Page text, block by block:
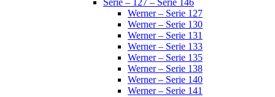
Serie – 127 – Serie 146
Werner – Serie 127
Werner – Serie 130
Werner – Serie 131
Werner – Serie 133
Werner – Serie 135
Werner – Serie 138
Werner – Serie 140
Werner – Serie 141